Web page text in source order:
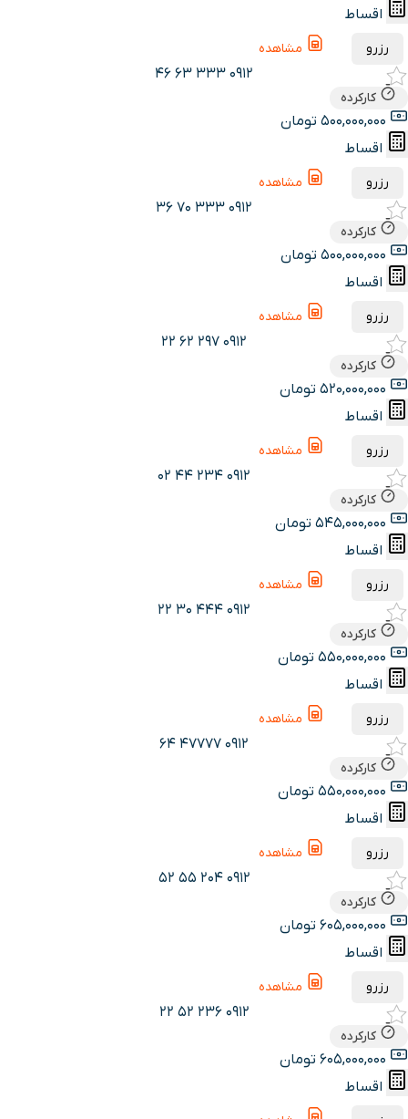
اقساط
رزرو مشاهده
0912 333 63 46
کارکرده
اقساط
رزرو مشاهده
0912 333 70 36
کارکرده
اقساط
رزرو مشاهده
0912 297 62 22
کارکرده
اقساط
رزرو مشاهده
0912 234 44 02
کارکرده
اقساط
رزرو مشاهده
0912 444 30 22
کارکرده
اقساط
رزرو مشاهده
0912 47777 64
کارکرده
اقساط
رزرو مشاهده
0912 204 55 52
کارکرده
اقساط
رزرو مشاهده
0912 236 52 22
کارکرده
اقساط